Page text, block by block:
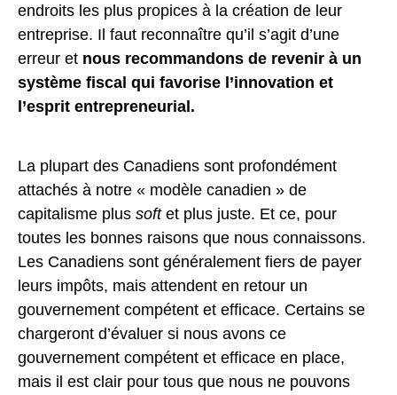
endroits les plus propices à la création de leur
entreprise. Il faut reconnaître qu’il s’agit d’une
erreur et nous recommandons de revenir à un
système fiscal qui favorise l’innovation et
l’esprit entrepreneurial.
La plupart des Canadiens sont profondément
attachés à notre « modèle canadien » de
capitalisme plus softet plus juste. Et ce, pour
toutes les bonnes raisons que nous connaissons.
Les Canadiens sont généralement fiers de payer
leurs impôts, mais attendent en retour un
gouvernement compétent et efficace. Certains se
chargeront d’évaluer si nous avons ce
gouvernement compétent et efficace en place,
mais il est clair pour tous que nous ne pouvons